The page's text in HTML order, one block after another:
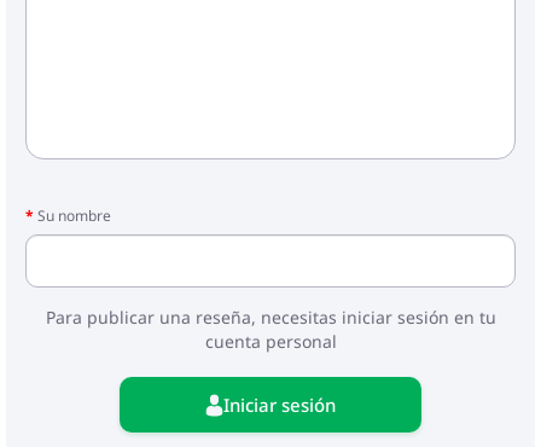
Su nombre
Para publicar una reseña, necesitas iniciar sesión en tu
cuenta personal
Iniciar sesión